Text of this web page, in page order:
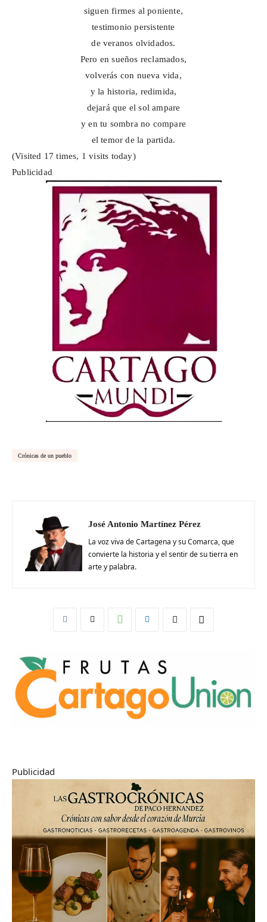
siguen firmes al poniente,
testimonio persistente
de veranos olvidados.
Pero en sueños reclamados,
volverás con nueva vida,
y la historia, redimida,
dejará que el sol ampare
y en tu sombra no compare
el temor de la partida.
(Visited 17 times, 1 visits today)
Publicidad
Crónicas de un pueblo
José Antonio Martínez Pérez
La voz viva de Cartagena y su Comarca, que
convierte la historia y el sentir de su tierra en
arte y palabra.
Publicidad